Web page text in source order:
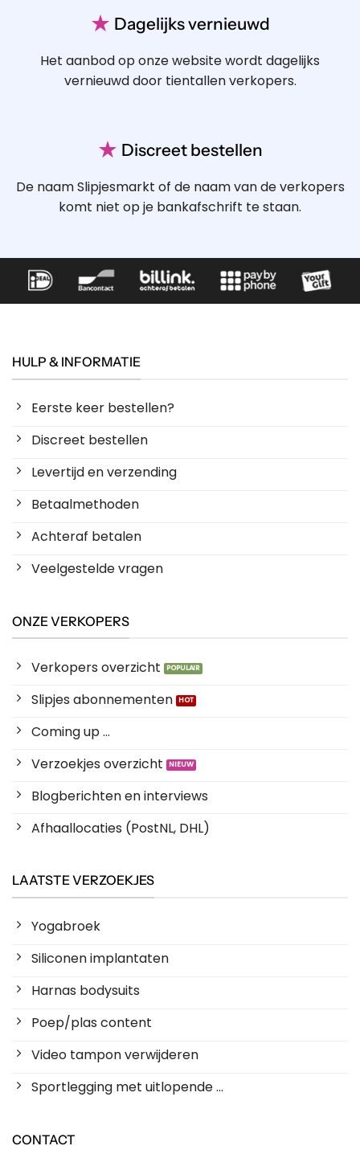
★ Dagelijks vernieuwd
Het aanbod op onze website wordt dagelijks
vernieuwd door tientallen verkopers.
★ Discreet bestellen
De naam Slipjesmarkt of de naam van de verkopers
komt niet op je bankafschrift te staan.
HULP & INFORMATIE
Eerste keer bestellen?
Discreet bestellen
Levertijd en verzending
Betaalmethoden
Achteraf betalen
Veelgestelde vragen
ONZE VERKOPERS
Verkopers overzicht
Slipjes abonnementen
Coming up ...
Verzoekjes overzicht
Blogberichten en interviews
Afhaallocaties (PostNL, DHL)
LAATSTE VERZOEKJES
Yogabroek
Siliconen implantaten
Harnas bodysuits
Poep/plas content
Video tampon verwijderen
Sportlegging met uitlopende ...
CONTACT